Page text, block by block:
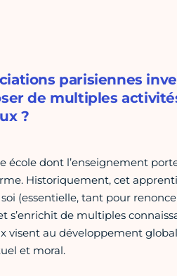
parisiennes
de multiples
?
école dont l’enseignement
Historiquement, cet
(essentielle, tant pour
s’enrichit de multiples
visent au développement
et moral.